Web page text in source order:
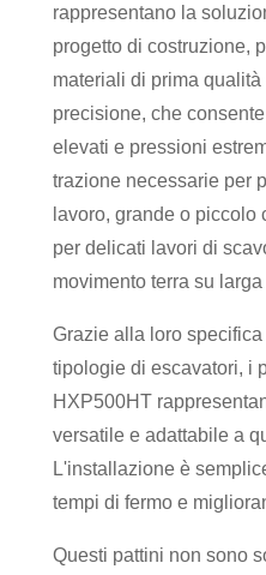
rappresentano la
progetto di costruzione,
materiali di prima
precisione, che
elevati e pressioni
trazione necessarie per
lavoro, grande o piccolo
per delicati lavori di
movimento terra su
Grazie alla loro
tipologie di escavatori, i
HXP500HT
versatile e adattabile a
L'installazione è
tempi di fermo e
Questi pattini non sono